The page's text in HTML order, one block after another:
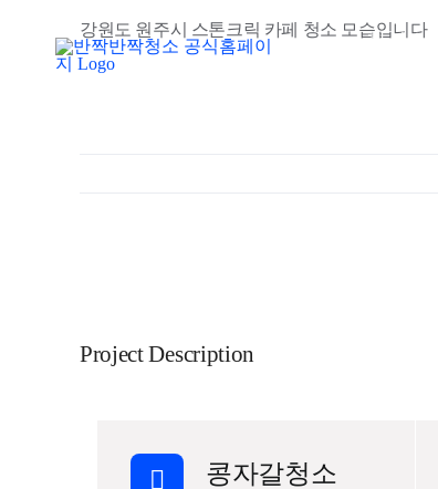
회사소개
강원도 원주시 스톤크릭 카페 청소 모습입니다
Project Description
콩자갈청소